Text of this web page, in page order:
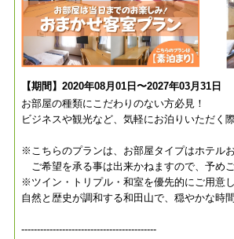
【期間】2020年08月01日〜2027年03月31日
お部屋の種類にこだわりのない方必見！
ビジネスや観光など、気軽にお泊りいただく
※こちらのプランは、お部屋タイプはホテル
ご希望を承る事は出来かねますので、予めご
※ツイン・トリプル・和室を優先的にご用意し
自然と歴史が調和する和田山で、穏やかな時
-------------------------------------------